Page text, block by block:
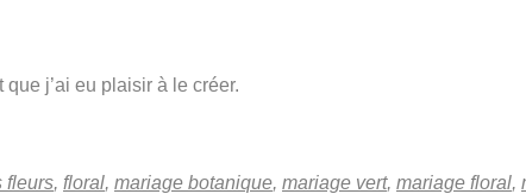
j’ai eu plaisir à le créer.
fleurs, floral, mariage botanique, mariage vert, mariage floral,